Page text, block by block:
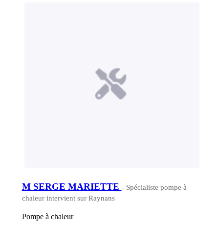
M SERGE MARIETTE - Spécialiste pompe à
chaleur intervient sur Raynans
Pompe à chaleur